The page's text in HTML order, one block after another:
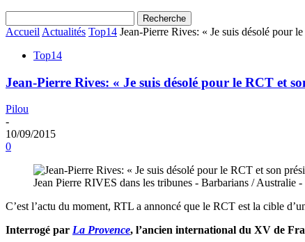
Accueil Actualités Top14 Jean-Pierre Rives: « Je suis désolé pour
Top14
Jean-Pierre Rives: « Je suis désolé pour le RCT
Pilou
-
10/09/2015
0
Jean Pierre RIVES dans les tribunes - Barbarians / Australie
C’est l’actu du moment, RTL a annoncé que le RCT est la cible
Interrogé par La Provence, l’ancien international du XV de